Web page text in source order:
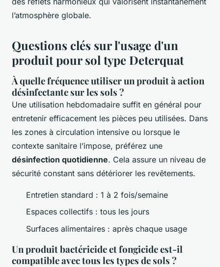
l’atmosphère globale.
Questions clés sur l'usage d'un
produit pour sol type Deterquat
À quelle fréquence utiliser un produit à action
désinfectante sur les sols ?
Une utilisation hebdomadaire suffit en général pour
entretenir efficacement les pièces peu utilisées. Dans
les zones à circulation intensive ou lorsque le
contexte sanitaire l’impose, préférez une
désinfection quotidienne. Cela assure un niveau de
sécurité constant sans détériorer les revêtements.
Entretien standard : 1 à 2 fois/semaine
Espaces collectifs : tous les jours
Surfaces alimentaires : après chaque usage
Un produit bactéricide et fongicide est-il
compatible avec tous les types de sols ?